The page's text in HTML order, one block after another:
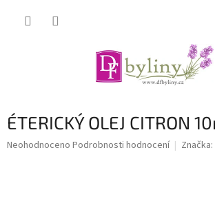
ÉTERICKÝ OLEJ CITRON
Průměrné
Neohodnoceno Podrobnosti hodnocení Značka: